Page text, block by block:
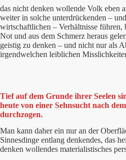
das nicht denken wollende Volk eben
weiter in solche unterdrückenden –
wirtschaftlichen – Verhältnisse führen,
Not und aus dem Schmerz heraus
geistig zu denken – und nicht nur als
irgendwelchen leiblichen
Tief auf dem Grunde ihrer Seelen
heute von einer Sehnsucht nach
durchzogen.
Man kann daher ein nur an der
Sinnesdinge entlang denkendes, das
denken wollendes materialistisches